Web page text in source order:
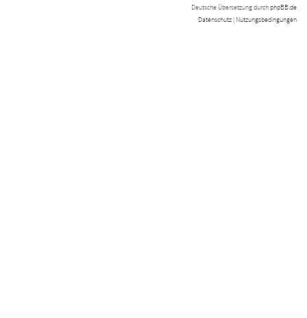
Deutsche Übersetzung durch phpBB.de
Datenschutz | Nutzungsbedingungen